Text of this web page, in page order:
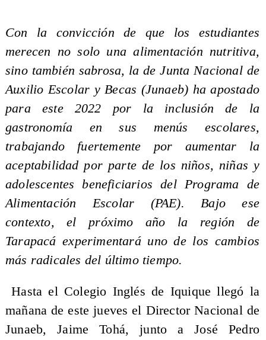
Con la convicción de que los estudiantes
merecen no solo una alimentación nutritiva,
sino también sabrosa, la de Junta Nacional de
Auxilio Escolar y Becas (Junaeb) ha apostado
para este 2022 por la inclusión de la
gastronomía en sus menús escolares,
trabajando fuertemente por aumentar la
aceptabilidad por parte de los niños, niñas y
adolescentes beneficiarios del Programa de
Alimentación Escolar (PAE). Bajo ese
contexto, el próximo año la región de
Tarapacá experimentará uno de los cambios
más radicales del último tiempo.
Hasta el Colegio Inglés de Iquique llegó la
mañana de este jueves el Director Nacional de
Junaeb, Jaime Tohá, junto a José Pedro